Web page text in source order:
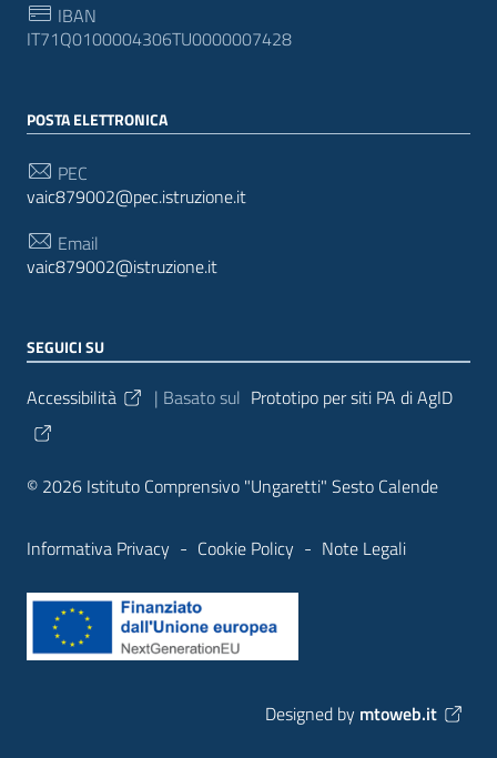
IBAN
IT71Q0100004306TU0000007428
POSTA ELETTRONICA
PEC
vaic879002@pec.istruzione.it
Email
vaic879002@istruzione.it
SEGUICI SU
Sezione Link Utili
Accessibilità | Basato sul Prototipo per siti PA di AgID
© 2026 Istituto Comprensivo "Ungaretti" Sesto Calende
Informativa Privacy - Cookie Policy - Note Legali
Designed by mtoweb.it